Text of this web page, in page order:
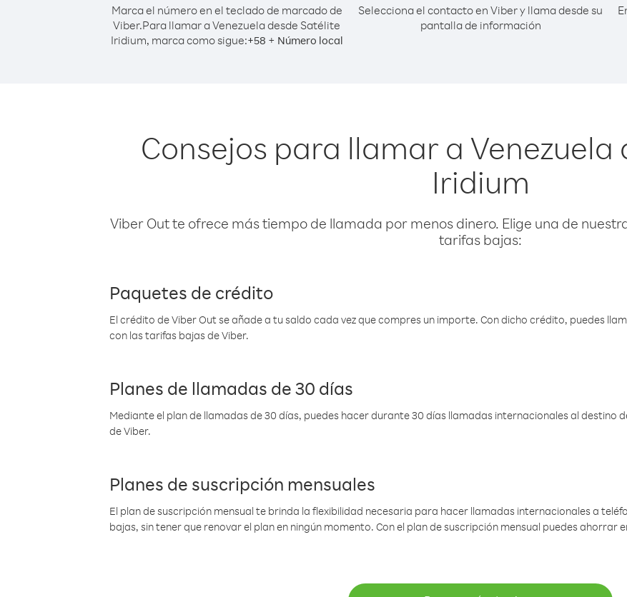
Marca el número en el teclado de marcado de
Viber.Para llamar a Venezuela desde Satélite
Iridium, marca como sigue:+58 + Número local
Selecciona el contacto en Viber y llama desde su
pantalla de información
Consejos para llamar a Venezuela
Iridium
Viber Out te ofrece más tiempo de llamada por menos dinero. Elige una de
tarifas bajas:
Paquetes de crédito
El crédito de Viber Out se añade a tu saldo cada vez que compres un importe. Con dicho crédito, puedes
con las tarifas bajas de Viber.
Planes de llamadas de 30 días
Mediante el plan de llamadas de 30 días, puedes hacer durante 30 días llamadas internacionales al destino
de Viber.
Planes de suscripción mensuales
El plan de suscripción mensual te brinda la flexibilidad necesaria para hacer llamadas internacionales a
bajas, sin tener que renovar el plan en ningún momento. Con el plan de suscripción mensual puedes ahorrar